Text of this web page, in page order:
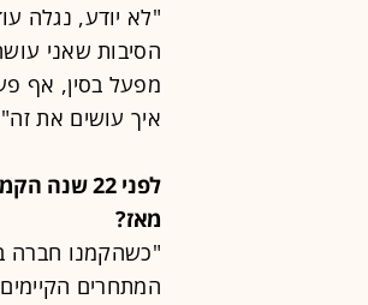
"לא יודע, נגלה
הסיבות שאני
מפעל בסין, אף
איך עושים את
מאז?
המתחרים